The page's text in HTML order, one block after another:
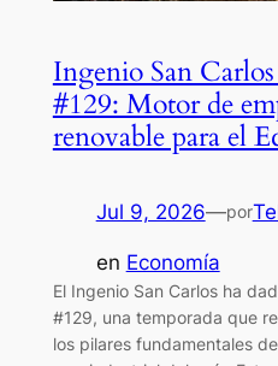
Ingenio San
#129: Motor de
renovable para el
Jul 9, 2026—por
en Economía
El Ingenio San Carlos ha
#129, una temporada que
los pilares fundamentales